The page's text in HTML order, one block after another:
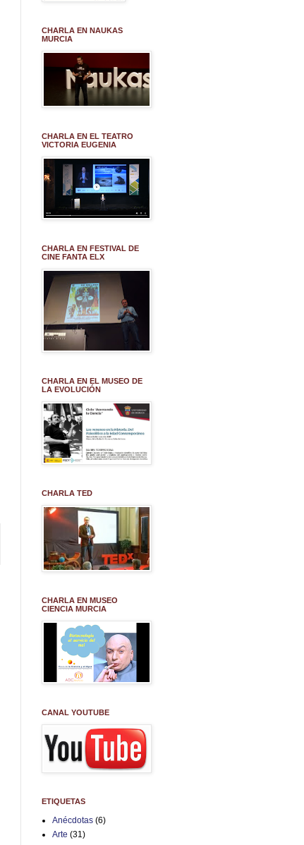
CHARLA EN NAUKAS
MURCIA
CHARLA EN EL TEATRO
VICTORIA EUGENIA
CHARLA EN FESTIVAL DE
CINE FANTA ELX
CHARLA EN EL MUSEO DE
LA EVOLUCIÓN
CHARLA TED
CHARLA EN MUSEO
CIENCIA MURCIA
CANAL YOUTUBE
ETIQUETAS
Anécdotas (6)
Arte (31)